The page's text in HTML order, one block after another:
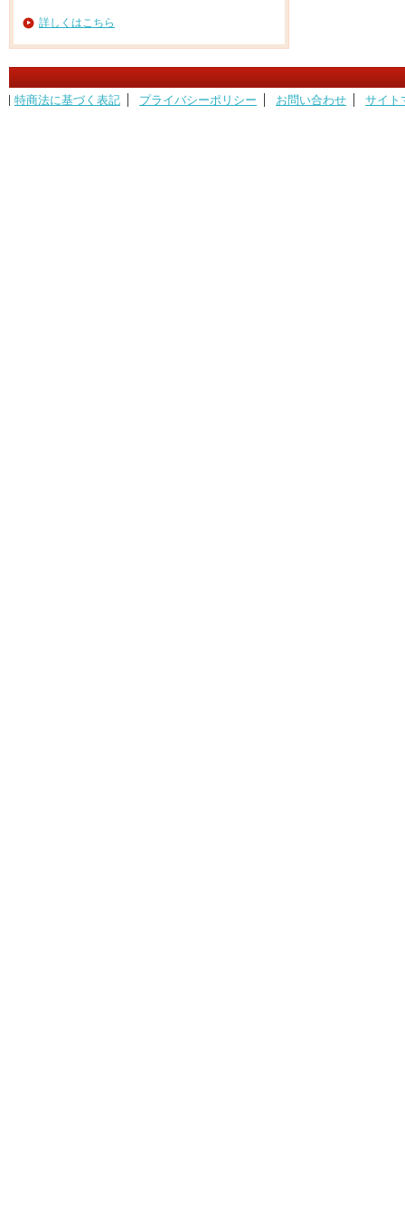
詳しくはこちら
特商法に基づく表記 プライバシーポリシー お問い合わせ サイト